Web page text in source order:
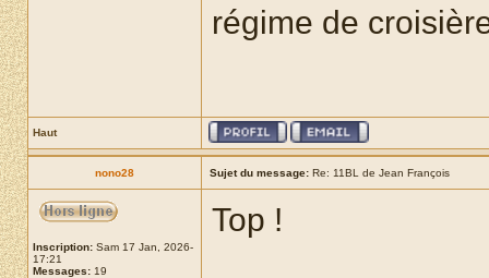
régime de
Haut
nono28 Sujet du message: Re: 11BL de Jean François
Inscription: Sam 17 Jan, 2026-
17:21
Messages: 19
Top !